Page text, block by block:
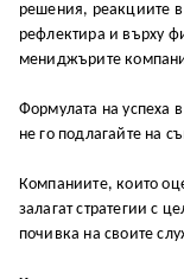
решения, реакциите
рефлектира и върху
мениджърите
Формулата на успеха
не го подлагайте на
Компаниите, които
залагат стратегии с
почивка на своите